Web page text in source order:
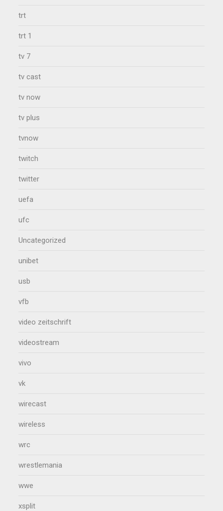
trt
trt 1
tv 7
tv cast
tv now
tv plus
tvnow
twitch
twitter
uefa
ufc
Uncategorized
unibet
usb
vfb
video zeitschrift
videostream
vivo
vk
wirecast
wireless
wrc
wrestlemania
wwe
xsplit